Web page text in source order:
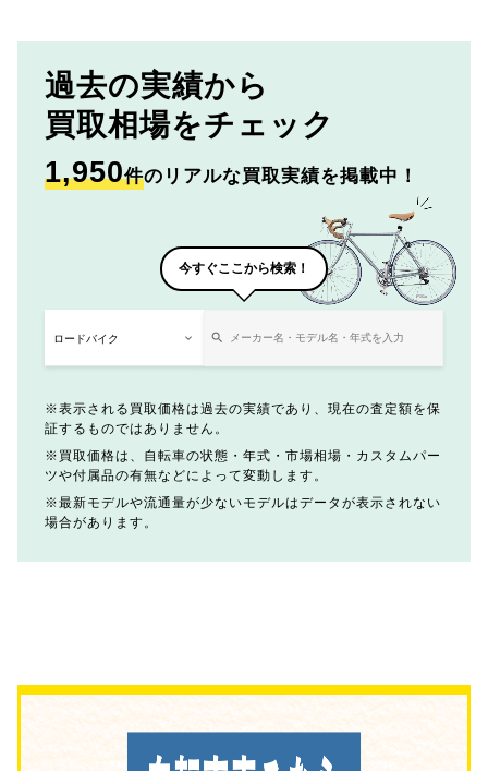
過去の実績から
買取相場をチェック
1,950件のリアルな買取実績を掲載中！
今すぐここから検索！
表示される買取価格は過去の実績であり、現在の査定額を保
証するものではありません。
買取価格は、自転車の状態・年式・市場相場・カスタムパー
ツや付属品の有無などによって変動します。
最新モデルや流通量が少ないモデルはデータが表示されない
場合があります。